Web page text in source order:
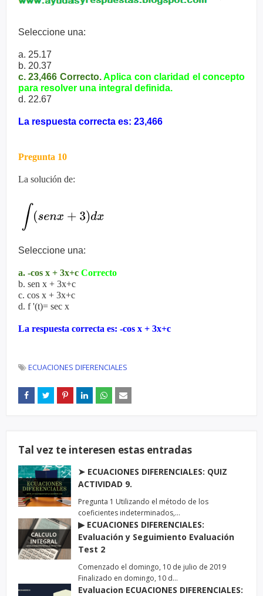
Seleccione una:
a. 25.17
b. 20.37
c. 23,466 Correcto.Aplica con claridad el concepto
para resolver una integral definida.
d. 22.67
La respuesta correcta es: 23,466
Pregunta 10
La solución de:
Seleccione una:
a. -cos x + 3x+c Correcto
b. sen x + 3x+c
c. cos x + 3x+c
d. f '(t)= sec x
La respuesta correcta es: -cos x + 3x+c
ECUACIONES DIFERENCIALES
Tal vez te interesen estas entradas
➤ ECUACIONES DIFERENCIALES: QUIZ
ACTIVIDAD 9.
Pregunta 1 Utilizando el método de los
coeficientes indeterminados,…
▶ ECUACIONES DIFERENCIALES:
Evaluación y Seguimiento Evaluación
Test 2
Comenzado el domingo, 10 de julio de 2019
Finalizado en domingo, 10 d…
Evaluacion ECUACIONES DIFERENCIALES: